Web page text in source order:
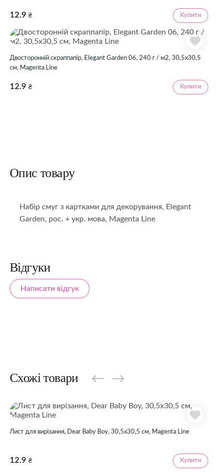
12.9 ₴ Купити
Двосторонній скраппапір, Elegant Garden 06, 240 г / м2, 30,5х30,5
см, Magenta Line
12.9 ₴ Купити
Опис товару
Набір смуг з картками для декорування, Elegant
Garden, рос. + укр. мова, Magenta Line
Відгуки
Написати відгук
Схожі товари
Лист для вирізання, Dear Baby Boy, 30,5х30,5 см, Magenta Line
12.9 ₴ Купити